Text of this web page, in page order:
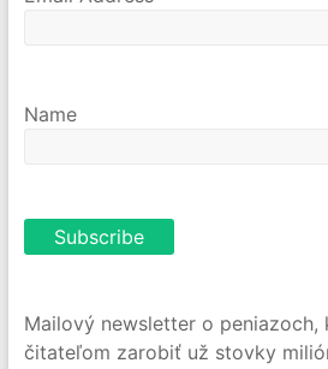
Name
Mailový newsletter o peniazoch,
čitateľom zarobiť už stovky